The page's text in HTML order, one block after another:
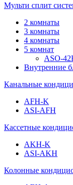
Мульти сплит
2 комнаты
3 комнаты
4 комнаты
5 комнат
ASO-
Внутренние
Канальные
AFH-K
ASI-AFH
Кассетные
AKH-K
ASI-AKH
Колонные